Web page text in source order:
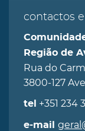
contactos
Região de
Rua do
3800-127
tel +351 234
e-mail